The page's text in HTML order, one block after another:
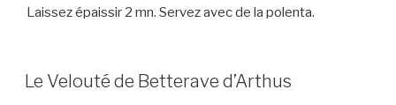
Laissez épaissir 2 mn. Servez avec de la polenta.
Le Velouté de Betterave d’Arthus